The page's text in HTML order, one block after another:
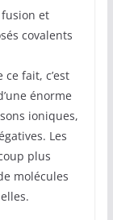
et
covalents
fait, c’est
énorme
ioniques,
Les
plus
molécules